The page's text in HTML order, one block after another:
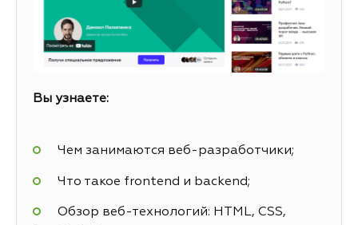
Вы узнаете:
Чем занимаются веб-разработчики;
Что такое frontend и backend;
Обзор веб-технологий: HTML, CSS,